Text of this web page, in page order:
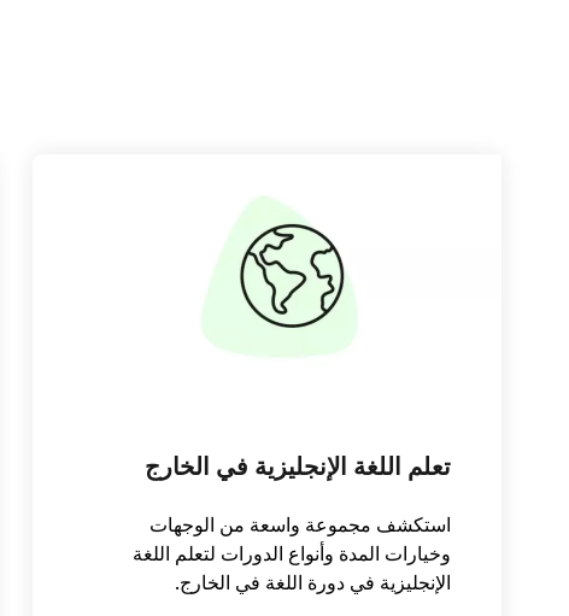
تعلم اللغة الإنجليزية في الخارج
استكشف مجموعة واسعة من الوجهات
وخيارات المدة وأنواع الدورات لتعلم اللغة
الإنجليزية في دورة اللغة في الخارج.